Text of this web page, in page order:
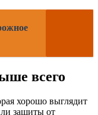
всего
хорошо выглядит
защиты от